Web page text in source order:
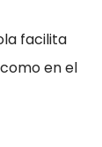
facilita
en el